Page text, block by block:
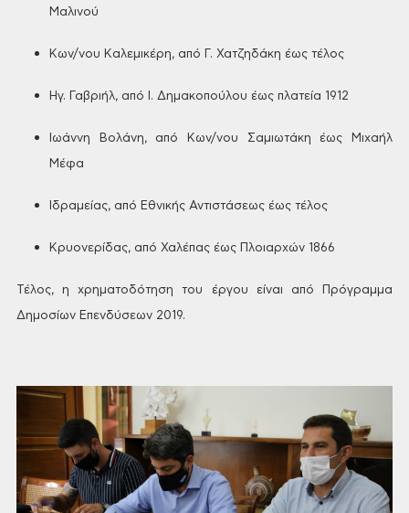
Μαλινού
Κων/νου Καλεμικέρη, από Γ. Χατζηδάκη έως τέλος
Ηγ. Γαβριήλ, από Ι. Δημακοπούλου έως πλατεία 1912
Ιωάννη Βολάνη, από Κων/νου Σαμιωτάκη έως Μιχαήλ
Μέφα
Ιδραμείας, από Εθνικής Αντιστάσεως έως τέλος
Κρυονερίδας, από Χαλέπας έως Πλοιαρχών 1866
Τέλος, η χρηματοδότηση του έργου είναι από Πρόγραμμα
Δημοσίων Επενδύσεων 2019.